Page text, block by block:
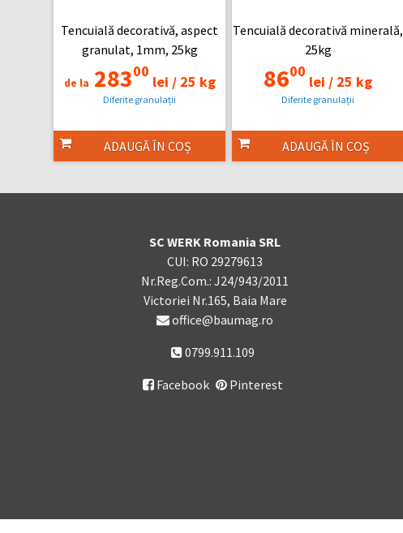
Tencuială decorativă, aspect
granulat, 1mm, 25kg
de la 28300
lei /25 kg
Diferite granulații
ADAUGĂ ÎN COȘ
Tencuială decorativă minerală,
25kg
8600
lei / 25 kg
Diferite granulații
ADAUGĂ ÎN COȘ
SC WERK Romania SRL
CUI: RO 29279613
Nr.Reg.Com.: J24/943/2011
Victoriei Nr.165, Baia Mare
office@baumag.ro
0799.911.109
 Facebook Pinterest